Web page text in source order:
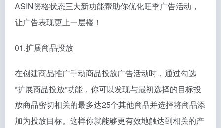
ASIN资格状态三大新功能帮助你优化旺季广告活动，
让广告表现更上一层楼！
01.扩展商品投放
在创建商品推广手动商品投放广告活动时，通过勾选
“扩展商品投放”功能，你可以发现与最初选择的目标投
放商品密切相关的最多达25个其他商品并选择将商品添
加为投放目标。这样你就能够更有效地触达到相关的产